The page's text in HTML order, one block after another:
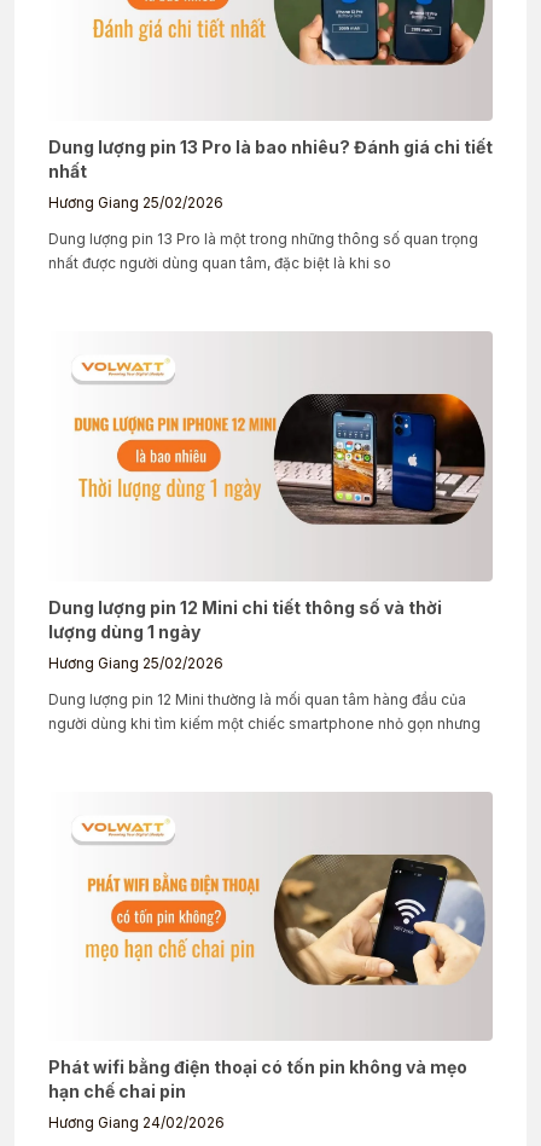
Dung lượng pin 13 Pro là bao nhiêu? Đánh giá chi tiết
nhất
Hương Giang 25/02/2026
Dung lượng pin 13 Pro là một trong những thông số quan trọng
nhất được người dùng quan tâm, đặc biệt là khi so
Dung lượng pin 12 Mini chi tiết thông số và thời
lượng dùng 1 ngày
Hương Giang 25/02/2026
Dung lượng pin 12 Mini thường là mối quan tâm hàng đầu của
người dùng khi tìm kiếm một chiếc smartphone nhỏ gọn nhưng
Phát wifi bằng điện thoại có tốn pin không và mẹo
hạn chế chai pin
Hương Giang 24/02/2026